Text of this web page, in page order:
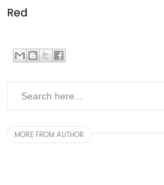
Red
MORE FROM AUTHOR